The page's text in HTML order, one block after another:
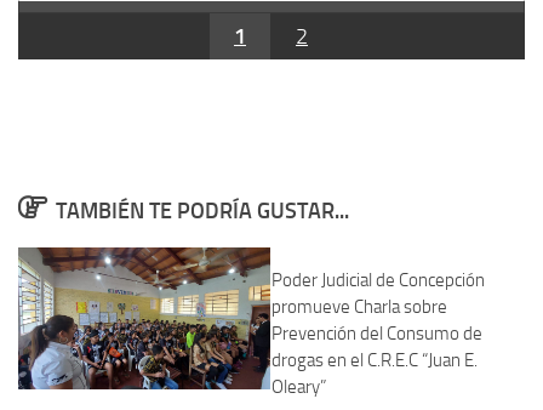
1 2
TAMBIÉN TE PODRÍA GUSTAR...
Poder Judicial de Concepción
promueve Charla sobre
Prevención del Consumo de
drogas en el C.R.E.C “Juan E.
Oleary”